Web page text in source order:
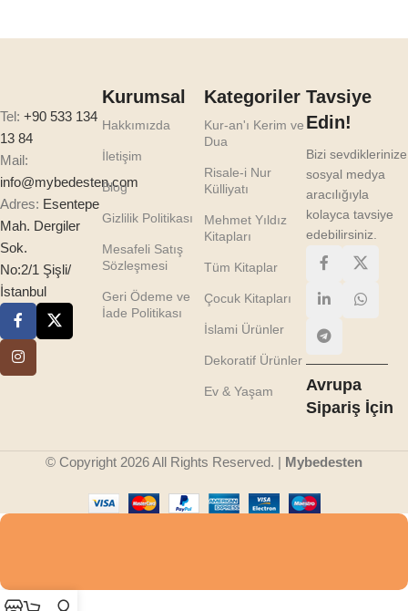
Tel: +90 533 134
13 84
Mail:
info@mybedesten.com
Adres: Esentepe
Mah. Dergiler
Sok.
No:2/1 Şişli/
İstanbul
Kurumsal
Hakkımızda
İletişim
Blog
Gizlilik Politikası
Mesafeli Satış
Sözleşmesi
Geri Ödeme ve
İade Politikası
Kategoriler
Kur-an'ı Kerim ve
Dua
Risale-i Nur
Külliyatı
Mehmet Yıldız
Kitapları
Tüm Kitaplar
Çocuk Kitapları
İslami Ürünler
Dekoratif Ürünler
Ev & Yaşam
Tavsiye
Edin!
Bizi sevdiklerinize
sosyal medya
aracılığıyla
kolayca tavsiye
edebilirsiniz.
Avrupa
Sipariş İçin
© Copyright 2026 All Rights Reserved. | Mybedesten